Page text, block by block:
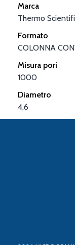
Marca
Thermo
Formato
COLONNA
Misura pori
1000
Diametro
4,6